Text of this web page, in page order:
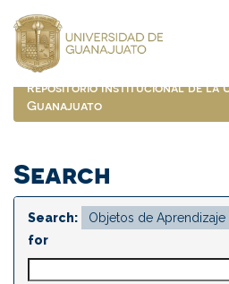
navigation
Repositorio Institucional de la
Guanajuato
Search
Search:
for